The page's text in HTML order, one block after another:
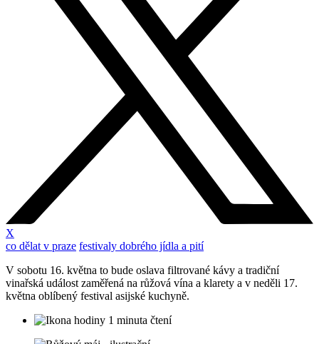
X
co dělat v praze festivaly dobrého jídla a pití
V sobotu 16. května to bude oslava filtrované kávy a tradiční
vinařská událost zaměřená na růžová vína a klarety a v neděli 17.
května oblíbený festival asijské kuchyně.
1 minuta čtení